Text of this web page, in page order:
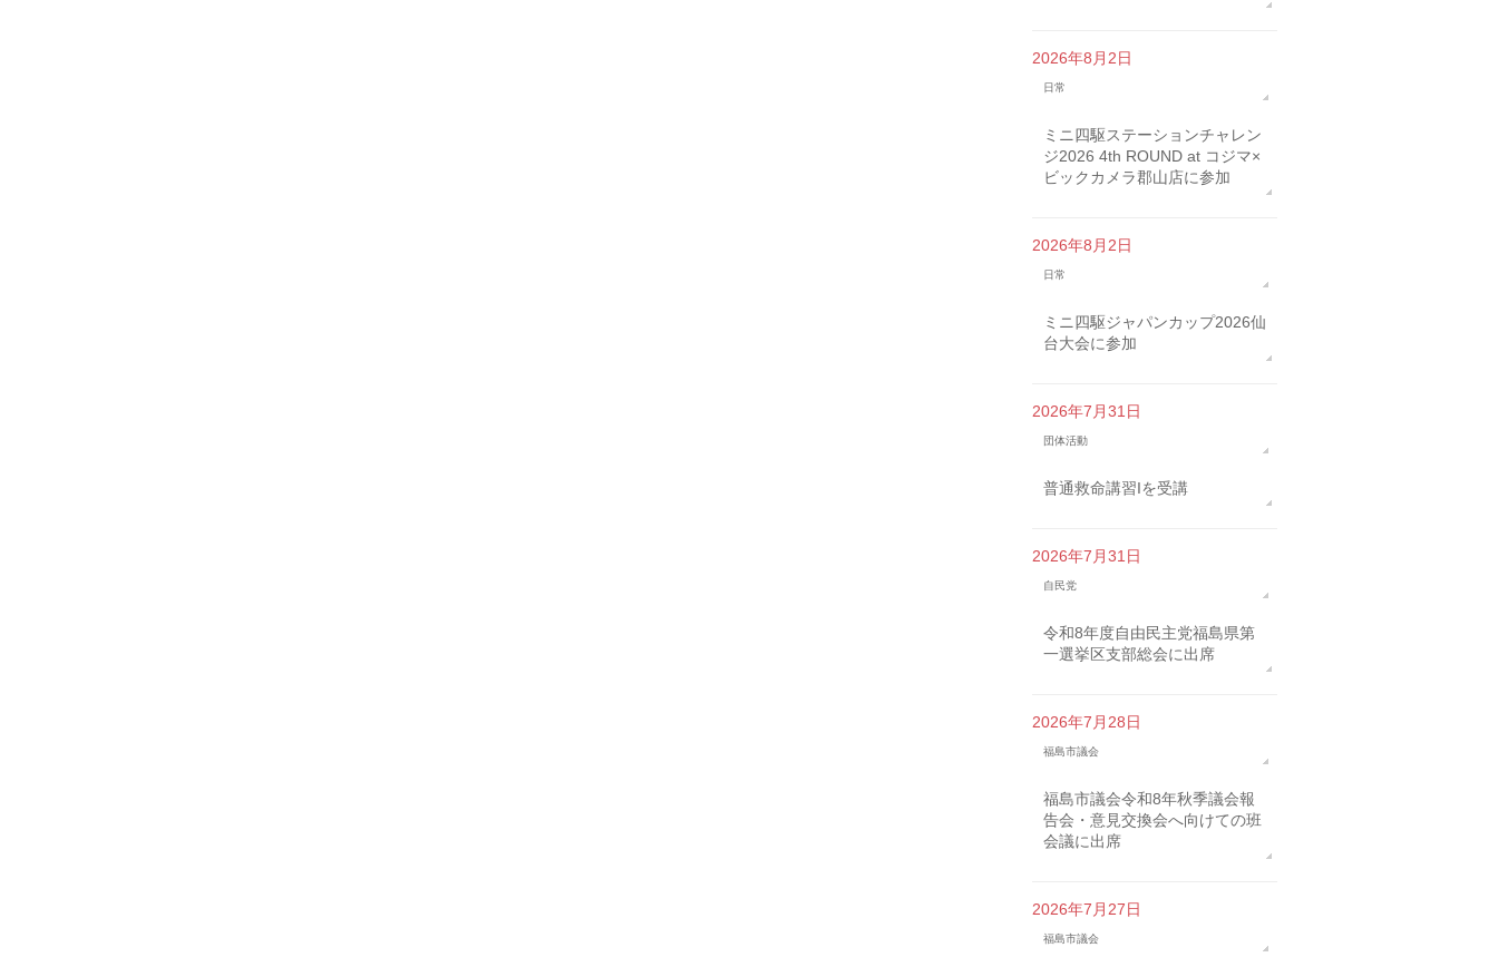
2026年8月2日
日常
ミニ四駆ステーションチャレン
ジ2026 4th ROUND at コジマ×
ビックカメラ郡山店に参加
2026年8月2日
日常
ミニ四駆ジャパンカップ2026仙
台大会に参加
2026年7月31日
団体活動
普通救命講習Iを受講
2026年7月31日
自民党
令和8年度自由民主党福島県第
一選挙区支部総会に出席
2026年7月28日
福島市議会
福島市議会令和8年秋季議会報
告会・意見交換会へ向けての班
会議に出席
2026年7月27日
福島市議会